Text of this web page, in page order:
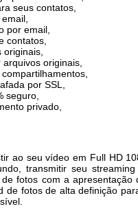
seus contatos,
por email,
contatos,
originais,
por SSL,
seguro,
privado,
ao seu vídeo em Full HD
transmitir seu
fotos com a apresentação
de fotos de alta definição